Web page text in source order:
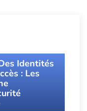
Identités
: Les